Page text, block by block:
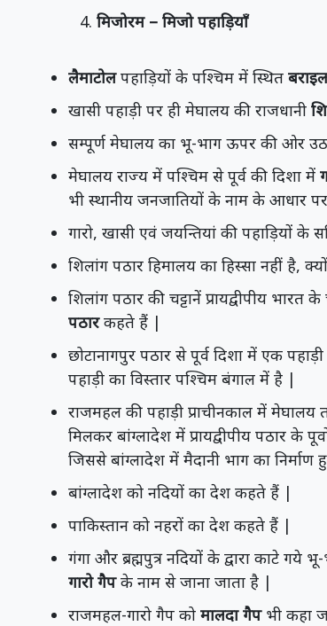
मिजोरम – मिजो पहाड़ियाँ
लैमाटोलपहाड़ियों के पश्चिम में स्थित बराइल
खासी पहाड़ी पर ही मेघालय की राजधानी
सम्पूर्ण मेघालय का भू-भाग ऊपर की ओर
मेघालय राज्य में पश्चिम से पूर्व की दिशा में
भी स्थानीय जनजातियों के नाम के आधार
गारो, खासी एवं जयन्तियां की पहाड़ियों के
शिलांग पठार हिमालय का हिस्सा नहीं है,
शिलांग पठार की चट्टानें प्रायद्वीपीय भारत
पठारकहते हैं |
छोटानागपुर पठार से पूर्व दिशा में एक
पहाड़ी का विस्तार पश्चिम बंगाल में है |
राजमहल की पहाड़ी प्राचीनकाल में मेघालय
मिलकर बांग्लादेश में प्रायद्वीपीय पठार के
जिससे बांग्लादेश में मैदानी भाग का
बांग्लादेश को नदियों का देश कहते हैं |
पाकिस्तान को नहरों का देश कहते हैं |
गंगा और ब्रह्मपुत्र नदियों के द्वारा काटे गये
गारो गैपके नाम से जाना जाता है |
राजमहल-गारो गैप को मालदा गैपभी कहा